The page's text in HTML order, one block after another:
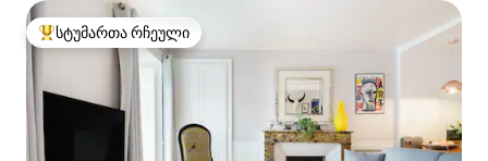
სტუმართა რჩეული მოწინავე ვარიანტი
სტუმართა რჩეული